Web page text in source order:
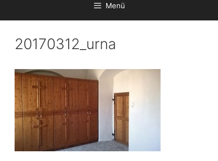
Menü
20170312_urna